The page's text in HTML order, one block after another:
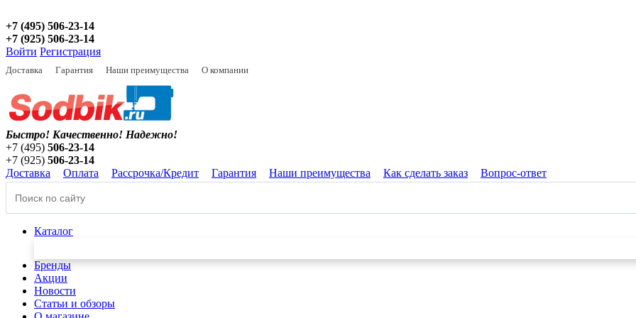
+7 (495) 506-23-14
+7 (925) 506-23-14
Войти Регистрация
Доставка Гарантия Наши преимущества О компании
Быстро! Качественно! Надежно!
+7 (495) 506-23-14
+7 (925) 506-23-14
Доставка
Оплата Рассрочка/Кредит Гарантия Наши преимущества Как сделать заказ Вопрос-ответ
Каталог
Бренды
Акции
Новости
Статьи и обзоры